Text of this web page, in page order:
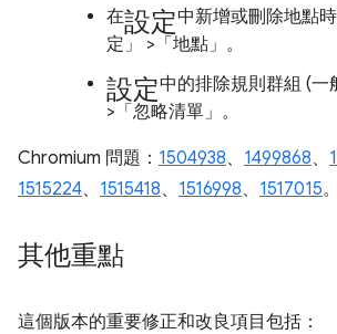
在設定中新增或刪除地點
定」
>「地點」 。
設定中的排除規則群組 (一
>「忽略清單」 。
Chromium 問題： 1504938、 1499868、
1515224、 1515418、 1516998、 1517015。
其他重點
這個版本的重要修正和改良項目包括：